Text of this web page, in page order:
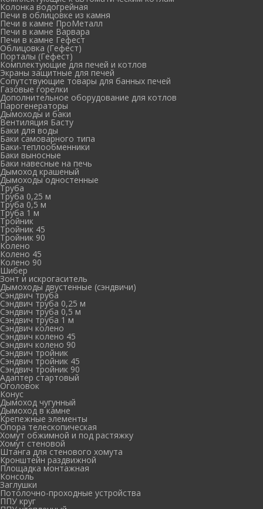
Колонка водогрейная
Печи в облицовке из камня
Печи в камне ПроМеталл
Печи в камне Варвара
Печи в камне Гефест
Облицовка (Гефест)
Порталы (Гефест)
Комплектующие для печей и котлов
Экраны защитные для печей
Сопутствующие товары для банных печей
Газовые горелки
Дополнительное оборудование для котлов
Парогенераторы
Дымоходы и баки
Вентиляция Басту
Баки для воды
Баки самоварного типа
Баки-теплообменники
Баки выносные
Баки навесные на печь
Дымоход крашеный
Дымоходы одностенные
Труба
Труба 0,25 м
Труба 0,5 м
Труба 1 м
Тройник
Тройник 45
Тройник 90
Колено
Колено 45
Колено 90
Шибер
Зонт и искрогаситель
Дымоходы двустенные (сэндвичи)
Сэндвич труба
Сэндвич труба 0,25 м
Сэндвич труба 0,5 м
Сэндвич труба 1 м
Сэндвич колено
Сэндвич колено 45
Сэндвич колено 90
Сэндвич тройник
Сэндвич тройник 45
Сэндвич тройник 90
Адаптер стартовый
Оголовок
Конус
Дымоход чугунный
Дымоход в камне
Крепежные элементы
Опора телескопическая
Хомут обжимной и под растяжку
Хомут стеновой
Штанга для стенового хомута
Кронштейн раздвижной
Площадка монтажная
Консоль
Заглушки
Потолочно-проходные устройства
ППУ круг